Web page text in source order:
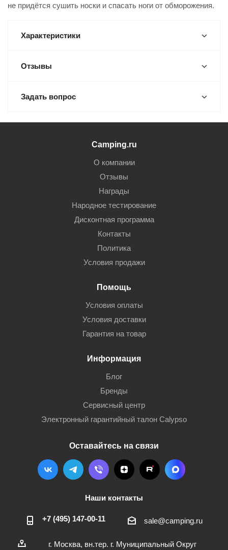
не придётся сушить носки и спасать ноги от обморожения.
Характеристики
Отзывы
Задать вопрос
Camping.ru
О компании
Отзывы
Награды
Народное тестирование
Дисконтная программа
Контакты
Политика
Условия продажи
Помощь
Условия оплаты
Условия доставки
Гарантия на товар
Информация
Блог
Бренды
Сервисный центр
Электронный гарантийный талон Calypso
Оставайтесь на связи
Наши контакты
+7 (495) 147-00-11 sale@camping.ru
г. Москва, вн.тер. г. Муниципальный Округ